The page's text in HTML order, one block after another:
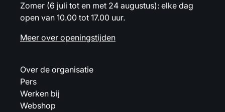
Zomer (6 juli tot en met 24 augustus): elke dag
open van 10.00 tot 17.00 uur.
Meer over openingstijden
Over de organisatie
Pers
Werken bij
Webshop